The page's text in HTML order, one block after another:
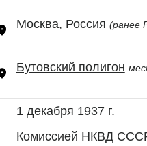
Москва, Россия (ранее
Бутовский полигон
1 декабря 1937 г.
Комиссией НКВД